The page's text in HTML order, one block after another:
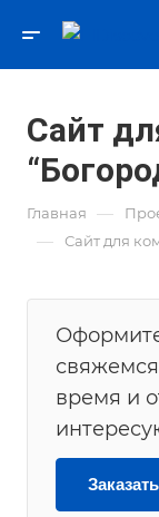
Сайт
Главная —
— Сайт для
время и